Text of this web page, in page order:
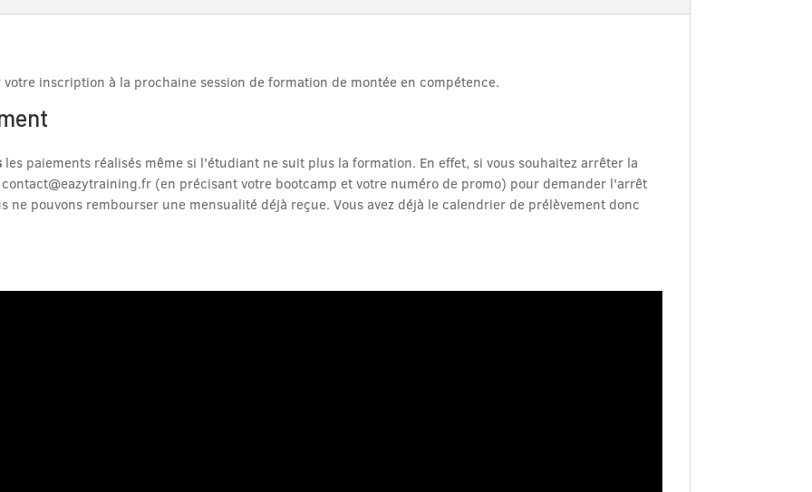
inscription à la prochaine session de formation de montée en compétence.
les paiements réalisés même si l'étudiant ne suit plus la formation. En effet, si vous souhaitez arrêter la
(en précisant votre bootcamp et votre numéro de promo) pour demander l'arrêt
ne pouvons rembourser une mensualité déjà reçue. Vous avez déjà le calendrier de prélèvement donc